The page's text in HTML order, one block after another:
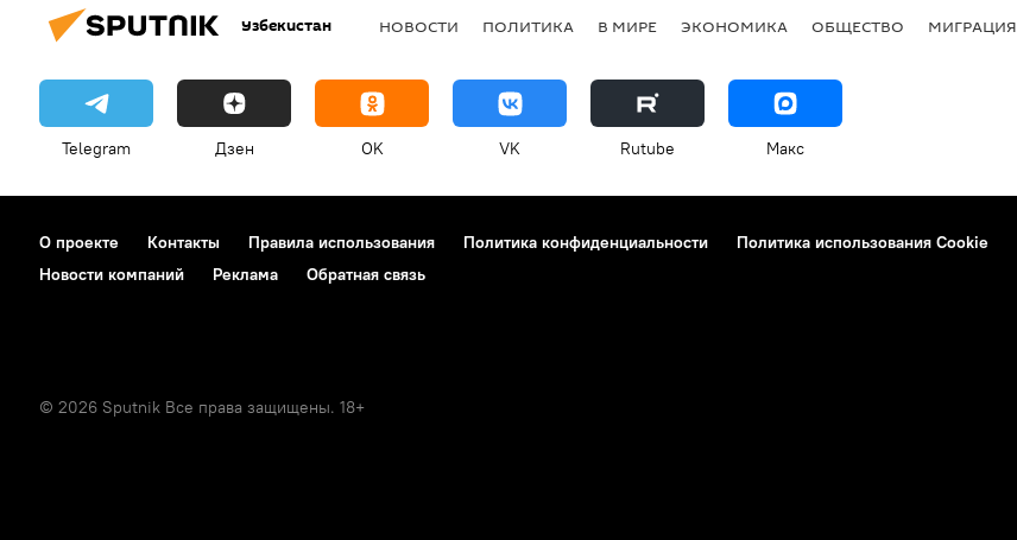
Узбекистан НОВОСТИ ПОЛИТИКА В МИРЕ ЭКОНОМИКА ОБЩЕСТВО МИГРАЦИЯ
Telegram Дзен OK VK Rutube Макс
О проекте Контакты Правила использования Политика конфиденциальности Политика использования Cookie
Новости компаний
Реклама Обратная связь
© 2026 Sputnik Все права защищены. 18+